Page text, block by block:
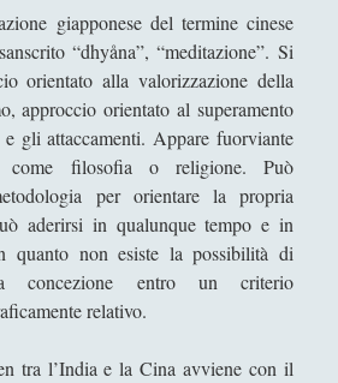
(54)
(6)
(86)
della Filosofia(523)
(10)
una Filosofia più Easy!(40)
(72)
(47)
giapponese del termine cinese
“dhyåna”, “meditazione”. Si
orientato alla valorizzazione della
approccio orientato al superamento
gli attaccamenti. Appare fuorviante
come filosofia o religione. Può
per orientare la propria
aderirsi in qualunque tempo e in
quanto non esiste la possibilità di
concezione entro un criterio
relativo.
tra l’India e la Cina avviene con il